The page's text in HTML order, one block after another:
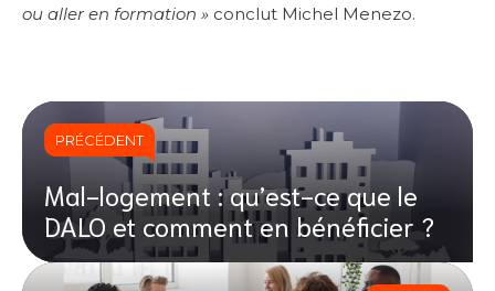
ou aller en formation » conclut Michel Menezo.
PRÉCÉDENT
Mal-logement : qu’est-ce que le
DALO et comment en bénéficier ?